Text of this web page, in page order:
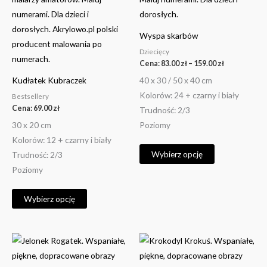
Kudłatek Kubraczek
Bestsellery
Cena: 69.00zł
30 x 20 cm
Kolorów: 12 + czarny i biały
Trudność: 2/3
Poziomy
Wybierz opcję
można
wybrać
na
Wyspa skarbów
Dziecięcy
Cena: 83.00zł – 159.00zł
40 x 30 / 50 x 40 cm
Kolorów: 24 + czarny i biały
Trudność: 2/3
Poziomy
Wybierz opcję
stronie
Ten
produkt
Ten
produkt